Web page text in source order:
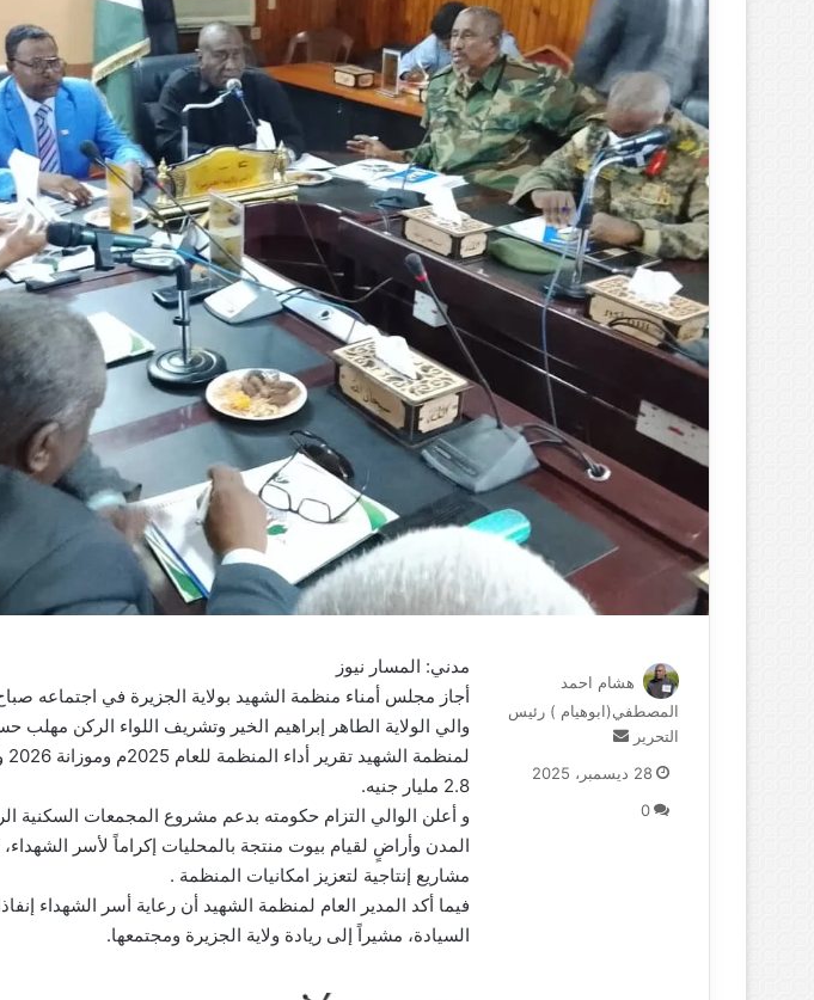
مدني: المسار نيوز
أجاز مجلس أمناء منظمة الشهيد بولاية الجزيرة في اجتماعه
والي الولاية الطاهر إبراهيم الخير وتشريف اللواء الركن مهلب
2.8 مليار جنيه.
و أعلن الوالي التزام حكومته بدعم مشروع المجمعات السكنية
المدن وأراضٍ لقيام بيوت منتجة بالمحليات إكراماً لأسر الشهداء،
مشاريع إنتاجية لتعزيز امكانيات المنظمة .
فيما أكد المدير العام لمنظمة الشهيد أن رعاية أسر الشهداء
السيادة، مشيراً إلى ريادة ولاية الجزيرة ومجتمعها.
هشام احمد
المصطفي(ابوهيام ) رئيس
التحرير
28 ديسمبر، 2025
0